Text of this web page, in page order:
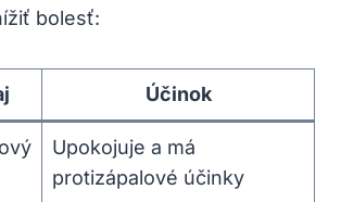
bolesť:
Účinok
Upokojuje a má
protizápalové účinky